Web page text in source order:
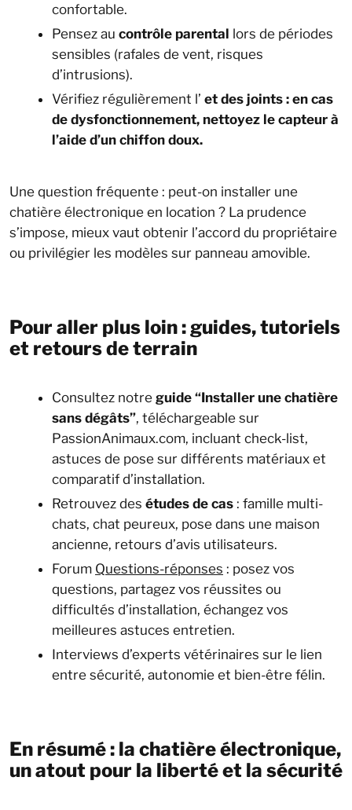
confortable.
Pensez au contrôle parental lors de périodes
sensibles (rafales de vent, risques
d’intrusions).
Vérifiez régulièrement l’ et des joints : en cas
de dysfonctionnement, nettoyez le capteur à
l’aide d’un chiffon doux.
Une question fréquente : peut-on installer une
chatière électronique en location ? La prudence
s’impose, mieux vaut obtenir l’accord du propriétaire
ou privilégier les modèles sur panneau amovible.
Pour aller plus loin : guides, tutoriels
et retours de terrain
Consultez notre guide “Installer une chatière
sans dégâts”, téléchargeable sur
PassionAnimaux.com, incluant check-list,
astuces de pose sur différents matériaux et
comparatif d’installation.
Retrouvez des études de cas : famille multi-
chats, chat peureux, pose dans une maison
ancienne, retours d’avis utilisateurs.
Forum Questions-réponses : posez vos
questions, partagez vos réussites ou
difficultés d’installation, échangez vos
meilleures astuces entretien.
Interviews d’experts vétérinaires sur le lien
entre sécurité, autonomie et bien-être félin.
En résumé : la chatière électronique,
un atout pour la liberté et la sécurité